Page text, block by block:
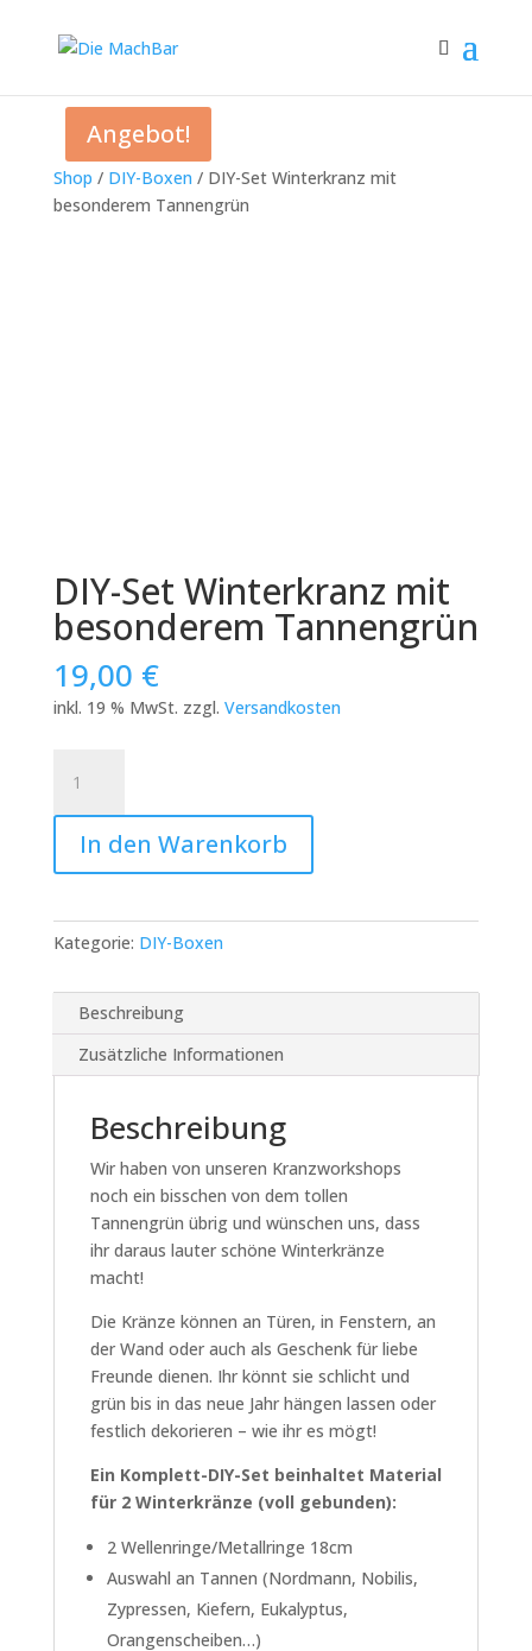
Shop / DIY-Boxen / DIY-Set Winterkranz mit
besonderem Tannengrün
DIY-Set Winterkranz mit
besonderem Tannengrün
19,00 €
inkl. 19 % MwSt. zzgl. Versandkosten
Set
Winterkranz
besonderem
Menge
In den Warenkorb
Kategorie: DIY-Boxen
Beschreibung
Zusätzliche Informationen
Beschreibung
Wir haben von unseren Kranzworkshops
noch ein bisschen von dem tollen
Tannengrün übrig und wünschen uns, dass
ihr daraus lauter schöne Winterkränze
macht!
Die Kränze können an Türen, in Fenstern, an
der Wand oder auch als Geschenk für liebe
Freunde dienen. Ihr könnt sie schlicht und
grün bis in das neue Jahr hängen lassen oder
festlich dekorieren – wie ihr es mögt!
Ein Komplett-DIY-Set beinhaltet Material
für 2 Winterkränze (voll gebunden):
2 Wellenringe/Metallringe 18cm
Auswahl an Tannen (Nordmann, Nobilis,
Zypressen, Kiefern, Eukalyptus,
Orangenscheiben…)
Angebot!